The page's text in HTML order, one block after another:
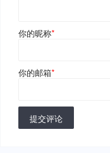
你的昵称*
你的邮箱*
提交评论